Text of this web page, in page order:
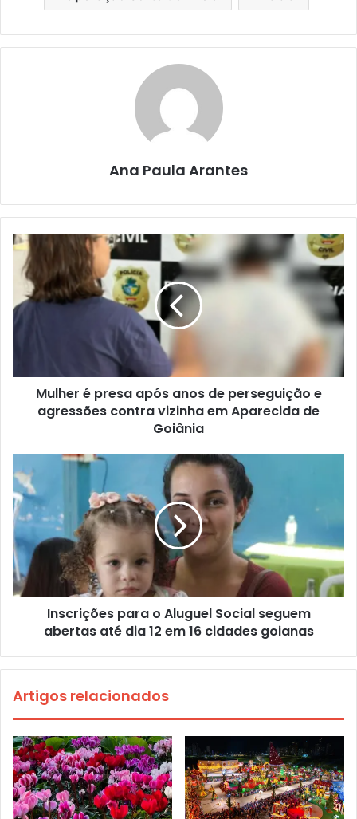
Ana Paula Arantes
Mulher é presa após anos de perseguição e
agressões contra vizinha em Aparecida de
Goiânia
Inscrições para o Aluguel Social seguem
abertas até dia 12 em 16 cidades goianas
Artigos relacionados